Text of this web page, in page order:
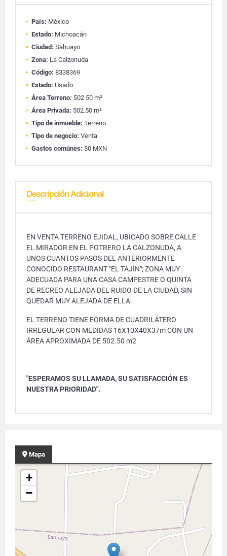
País: México
Estado: Michoacán
Ciudad: Sahuayo
Zona: La Calzonuda
Código: 8338369
Estado: Usado
Área Terreno: 502.50 m²
Área Privada: 502.50 m²
Tipo de inmueble: Terreno
Tipo de negocio: Venta
Gastos comúnes: $0 MXN
Descripción Adicional
EN VENTA TERRENO EJIDAL, UBICADO SOBRE CALLE
EL MIRADOR EN EL POTRERO LA CALZONUDA, A
UNOS CUANTOS PASOS DEL ANTERIORMENTE
CONOCIDO RESTAURANT "EL TAJÍN"; ZONA MUY
ADECUADA PARA UNA CASA CAMPESTRE O QUINTA
DE RECREO ALEJADA DEL RUIDO DE LA CIUDAD, SIN
QUEDAR MUY ALEJADA DE ELLA.
EL TERRENO TIENE FORMA DE CUADRILÁTERO
IRREGULAR CON MEDIDAS 16X10X40X37m CON UN
ÁREA APROXIMADA DE 502.50 m2
"ESPERAMOS SU LLAMADA, SU SATISFACCIÓN ES
NUESTRA PRIORIDAD".
Mapa
+
−